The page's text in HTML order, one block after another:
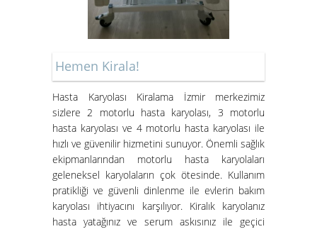
Hasta Karyolası Muğla
Hasta Karyolası Kiralama
Hizmeti
Hemen Kirala!
Hasta Karyolası Kiralama İzmir merkezimiz
sizlere 2 motorlu hasta karyolası, 3 motorlu
hasta karyolası ve 4 motorlu hasta karyolası ile
hızlı ve güvenilir hizmetini sunuyor. Önemli sağlık
ekipmanlarından motorlu hasta karyolaları
geleneksel karyolaların çok ötesinde. Kullanım
pratikliği ve güvenli dinlenme ile evlerin bakım
karyolası ihtiyacını karşılıyor. Kiralık karyolanız
hasta yatağınız ve serum askısınız ile geçici